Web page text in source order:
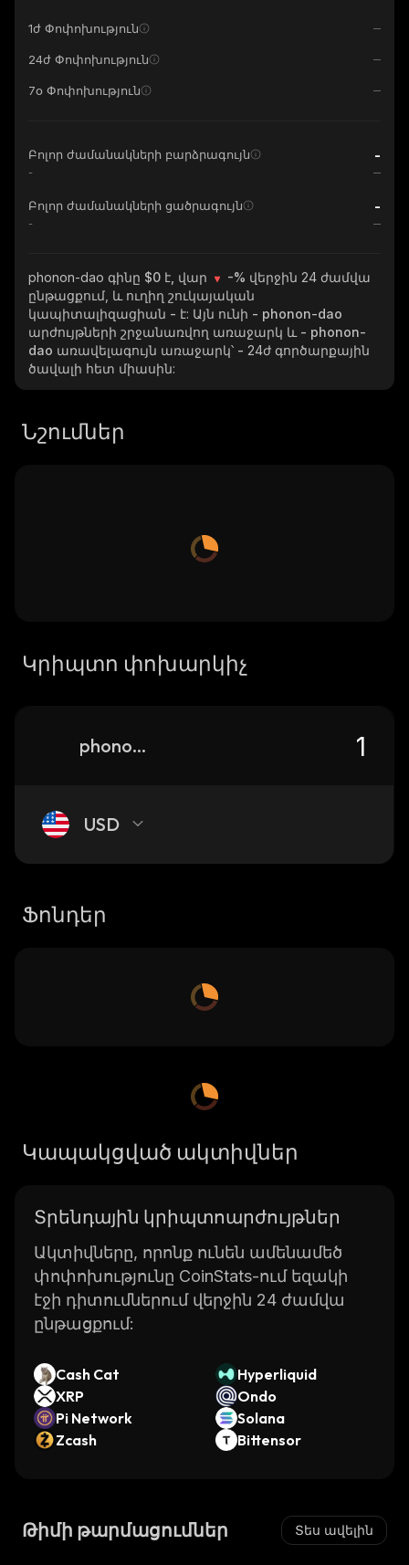
1ժ Փոփոխություն
24ժ Փոփոխություն
7օ Փոփոխություն
Բոլոր ժամանակների բարձրագույն -
-
Բոլոր ժամանակների ցածրագույն -
-
phonon-dao գինը $0 է, վար -% վերջին 24 ժամվա
ընթացքում, և ուղիղ շուկայական
կապիտալիզացիան - է: Այն ունի - phonon-dao
արժույթների շրջանառվող առաջարկ և - phonon-
dao առավելագույն առաջարկ՝ - 24ժ գործարքային
ծավալի հետ միասին:
Նշումներ
Կրիպտո փոխարկիչ
phonon-dao
USD
Ֆոնդեր
Կապակցված ակտիվներ
Տրենդային կրիպտոարժույթներ
Ակտիվները, որոնք ունեն ամենամեծ
փոփոխությունը CoinStats-ում եզակի
էջի դիտումներում վերջին 24 ժամվա
ընթացքում:
Cash Cat
Hyperliquid
XRP
Ondo
Pi Network
Solana
Zcash
Bittensor
Թիմի թարմացումներ Տես ավելին